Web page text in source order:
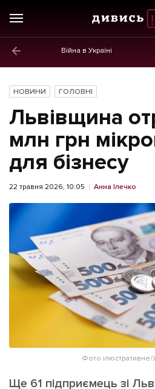
Війна в Україні
Новини
Політика
Економіка
Бізнес
Життя
Культура
Афіша
ІНШЕ
Інтерв'ю
Погляди
НОВИНИ ГОЛОВНІ
Львівщина
млн грн
для бізнесу
22 травня 2026, 10:05 Анна Ілечко
Фото ілюстративне/
Ще 61 підприємець зі